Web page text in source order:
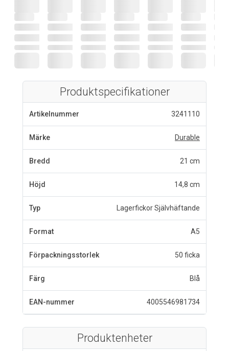
Produktspecifikationer
Artikelnummer 3241110
Märke Durable
Bredd 21 cm
Höjd 14,8 cm
Typ Lagerfickor Självhäftande
Format A5
Förpackningsstorlek 50 ficka
Färg Blå
EAN-nummer 4005546981734
Produktenheter